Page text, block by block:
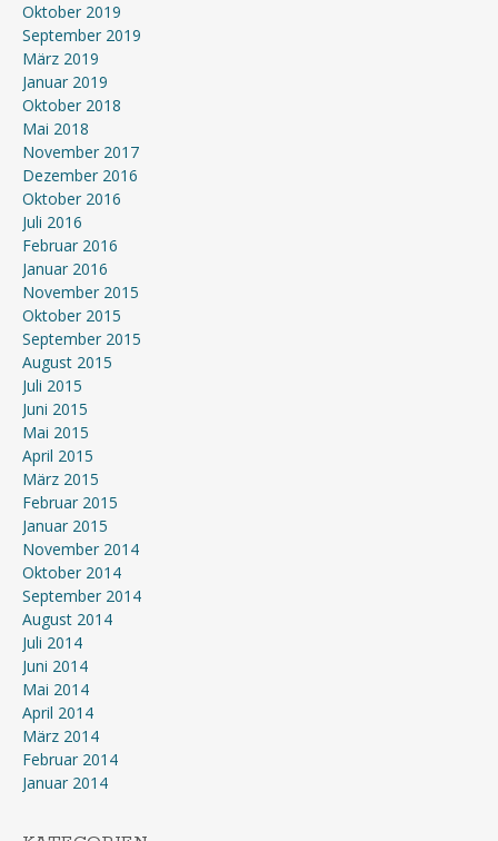
Oktober 2019
September 2019
März 2019
Januar 2019
Oktober 2018
Mai 2018
November 2017
Dezember 2016
Oktober 2016
Juli 2016
Februar 2016
Januar 2016
November 2015
Oktober 2015
September 2015
August 2015
Juli 2015
Juni 2015
Mai 2015
April 2015
März 2015
Februar 2015
Januar 2015
November 2014
Oktober 2014
September 2014
August 2014
Juli 2014
Juni 2014
Mai 2014
April 2014
März 2014
Februar 2014
Januar 2014